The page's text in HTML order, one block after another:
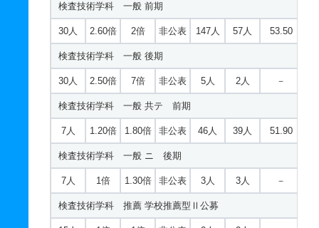
理学療法学科 推薦 学校推薦型Ⅱ公募
20人 1.40倍 1倍 非公表 11人 8人 －
作業療法学科 一般 前期
10人 4.30倍 2.10倍 非公表 73人 17人
作業療法学科 一般 後期
10人 － 1倍 非公表 3人 0人 －
作業療法学科 一般 共テ 前期
2人 1.60倍 1倍 非公表 11人 7人
作業療法学科 一般 ニ 後期
検査技術学科 一般 前期
30人 2.60倍 2倍 非公表 147人 57人 53.50
検査技術学科 一般 後期
30人 2.50倍 7倍 非公表 5人 2人 －
検査技術学科 一般 共テ 前期
7人 1.20倍 1.80倍 非公表 46人 39人 51.90
検査技術学科 一般 ニ 後期
7人 1倍 1.30倍 非公表 3人 3人 －
検査技術学科 推薦 学校推薦型Ⅱ公募